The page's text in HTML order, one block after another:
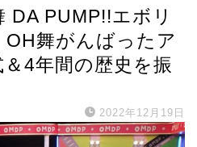
DA PUMP!!エボリ
OH舞がんばったア
4年間の歴史を振
2022年12月19日